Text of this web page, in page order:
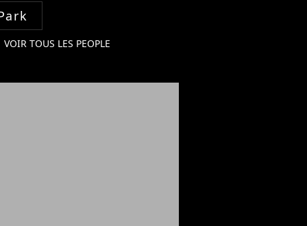
VOIR TOUS LES PEOPLE